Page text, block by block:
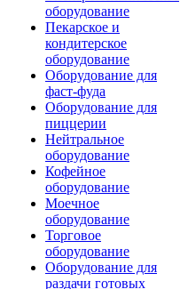
оборудование
Пекарское и
кондитерское
оборудование
Оборудование для
фаст-фуда
Оборудование для
пиццерии
Нейтральное
оборудование
Кофейное
оборудование
Моечное
оборудование
Торговое
оборудование
Оборудование для
раздачи готовых